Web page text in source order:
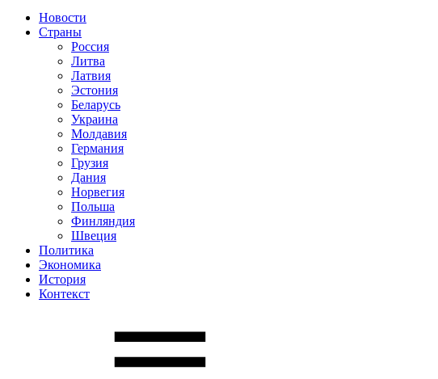
Новости
Страны
Россия
Литва
Латвия
Эстония
Беларусь
Украина
Молдавия
Германия
Грузия
Дания
Норвегия
Польша
Финляндия
Швеция
Политика
Экономика
История
Контекст